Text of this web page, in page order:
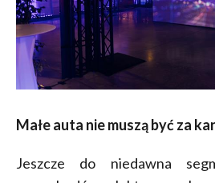
Małe auta nie muszą być za
Jeszcze do niedawna